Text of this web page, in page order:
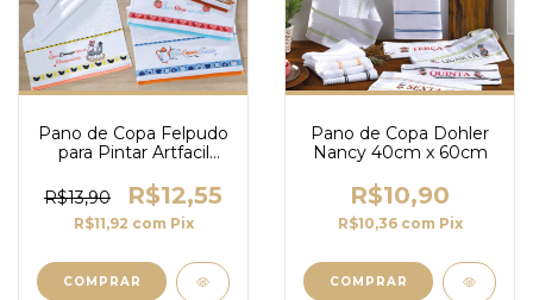
Pano de Copa Felpudo
para Pintar Artfacil
R$13,90
R$12,55
R$11,92 com Pix
COMPRAR
Pano de Copa Dohler
Nancy 40cm x 60cm
R$10,90
R$10,36 com Pix
COMPRAR